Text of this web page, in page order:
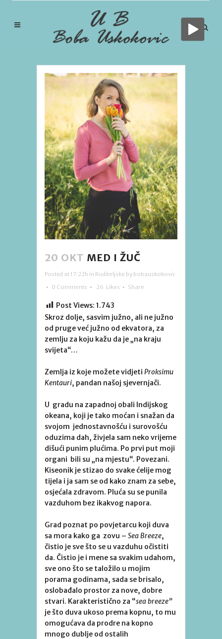
20 OKT MED I ŽUČ
Posted at 17:22h in Roditeljske by bobauskokovic
0 Comments
26 Likes Share
Post Views: 1.743
Skroz dolje, sasvim južno, ali ne južno
od pruge već južno od ekvatora, za
zemlju za koju kažu da je „na kraju
svijeta“…
Zemlja iz koje možete vidjeti Proksimu
Kentauri, pandan našoj sjevernjači.
U gradu na zapadnoj obali Indijskog
okeana, koji je tako moćan i snažan da
svojom jednostavnošću i surovošću
oduzima dah, živjela sam neko vrijeme
dišući punim plućima. Po prvi put moji
organi bili su „na mjestu“. Povezani.
Kiseonik je stizao do svake ćelije mog
tijela i ja sam se od kako znam za sebe,
osjećala zdravom. Pluća su se punila
vazduhom bez ikakvog napora.
Grad poznat po povjetarcu koji duva
sa mora kako ga zovu – Sea Breeze,
čistio je sve što se u vazduhu očistiti
da. Čistio je i mene sa svakim udahom,
sve ono što se taložilo u mojim
porama godinama, sada se brisalo,
oslobađalo prostor za nove, dobre
stvari. Karakteristično za “sea breeze”
je što duva ukoso prema kopnu, to mu
omogućava da prodre na kopno
mnogo dublje od ostalih